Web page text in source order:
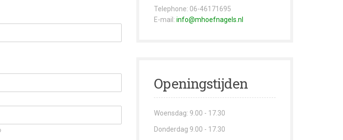
Telephone: 06-46171695
E-mail:info@mhoefnagels.nl
Openingstijden
Woensdag: 9.00 - 17.30
Donderdag 9.00 - 17.30